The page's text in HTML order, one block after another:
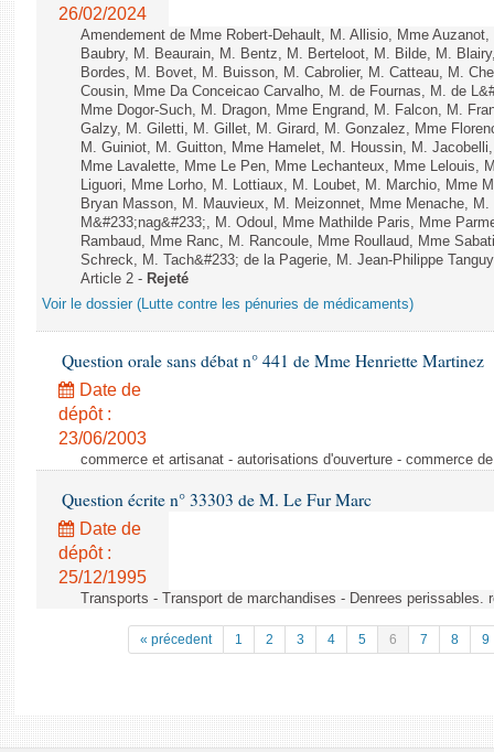
26/02/2024
Amendement de Mme Robert-Dehault, M. Allisio, Mme
Baubry, M. Beaurain, M. Bentz, M. Berteloot, M. Bilde, M.
Bordes, M. Bovet, M. Buisson, M. Cabrolier, M. Catteau, M.
Cousin, Mme Da Conceicao Carvalho, M. de Fournas, M. de
Mme Dogor-Such, M. Dragon, Mme Engrand, M. Falcon, M.
Galzy, M. Giletti, M. Gillet, M. Girard, M. Gonzalez, Mme
M. Guiniot, M. Guitton, Mme Hamelet, M. Houssin, M.
Mme Lavalette, Mme Le Pen, Mme Lechanteux, Mme Lelouis,
Liguori, Mme Lorho, M. Lottiaux, M. Loubet, M. Marchio, Mme
Bryan Masson, M. Mauvieux, M. Meizonnet, Mme Menache,
M&#233;nag&#233;, M. Odoul, Mme Mathilde Paris, Mme
Rambaud, Mme Ranc, M. Rancoule, Mme Roullaud, Mme
Schreck, M. Tach&#233; de la Pagerie, M. Jean-Philippe
Article 2 - Rejeté
Voir le dossier (Lutte contre les pénuries de médicaments)
Question orale sans débat n° 441 de Mme Henriette Martinez
Date de
dépôt :
23/06/2003
commerce et artisanat - autorisations d'ouverture - commerce
Question écrite n° 33303 de M. Le Fur Marc
Date de
dépôt :
25/12/1995
Transports - Transport de marchandises - Denrees perissables.
« précedent 1 2 3 4 5 6 7 8 9